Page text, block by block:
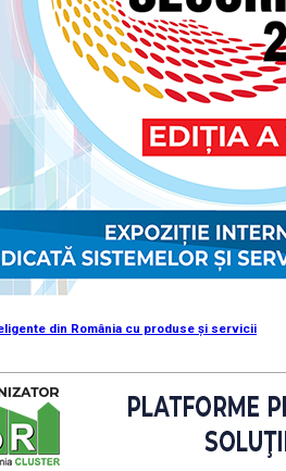
din România cu produse şi servicii